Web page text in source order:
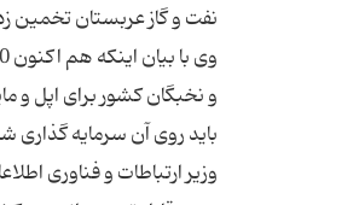
و نخبگان کشور برای اپل و